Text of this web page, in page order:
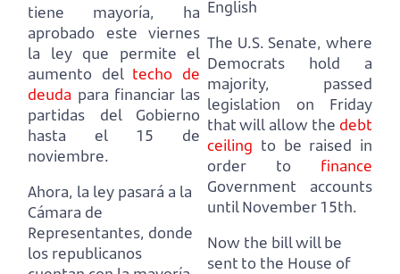
tiene mayoría,
ha
aprobado este viernes
la ley que permite el
aumento del techo de
deuda para financiar las
partidas del Gobierno
hasta el 15 de
noviembre.
Ahora, la ley pasará a la
Cámara de
Representantes, donde
los republicanos
English
The U.S. Senate, where
Democrats hold a
majority,
passed
legislation on Friday
that will allow the debt
ceiling to be raised in
order to finance
Government accounts
until November 15th.
Now the bill will be
sent to the House of